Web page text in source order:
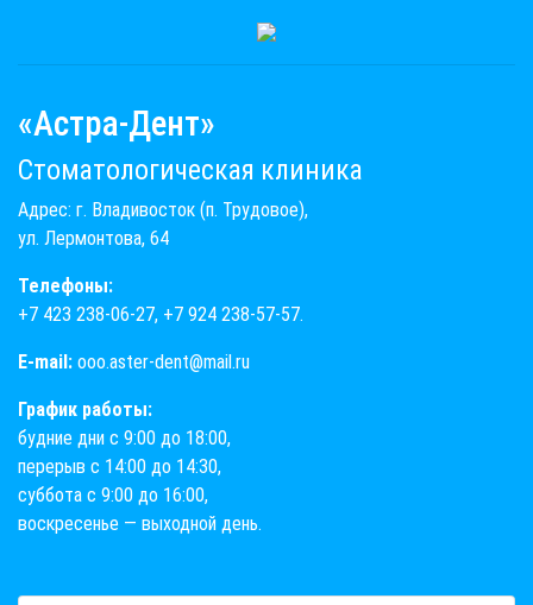
«Астра-Дент»
Стоматологическая клиника
Адрес: г. Владивосток (п. Трудовое),
ул. Лермонтова, 64
Телефоны:
+7 423 238-06-27, +7 924 238-57-57.
E-mail: ooo.aster-dent@mail.ru
График работы:
будние дни с 9:00 до 18:00,
перерыв с 14:00 до 14:30,
суббота с 9:00 до 16:00,
воскресенье — выходной день.